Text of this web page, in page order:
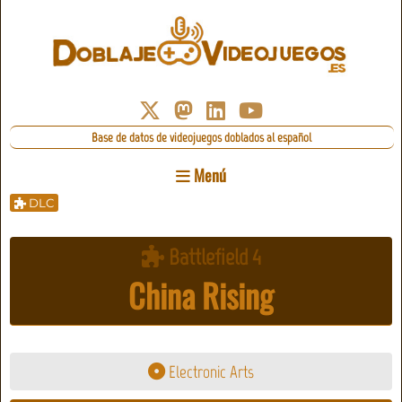
Base de datos de videojuegos doblados al español
Menú
DLC
Battlefield 4
China Rising
Electronic Arts